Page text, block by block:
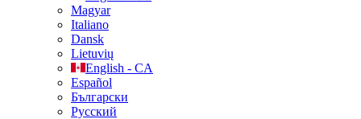
Magyar
Italiano
Dansk
Lietuvių
English - CA
Español
Български
Русский